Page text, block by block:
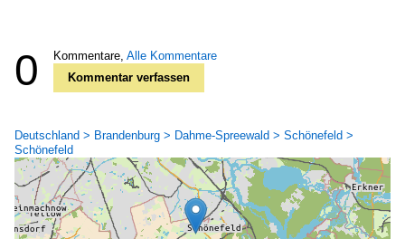
0 Kommentare, Alle Kommentare
Kommentar verfassen
Deutschland > Brandenburg > Dahme-Spreewald > Schönefeld >
Schönefeld